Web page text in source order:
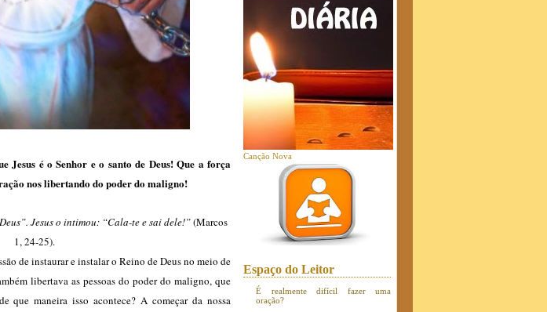
Jesus é o Senhor e o santo de Deus! Que a força
nos libertando do poder do maligno!
Jesus o intimou: “Cala-te e sai dele!”(Marcos
1, 24-25).
de instaurar e instalar o Reino de Deus no meio de
libertava as pessoas do poder do maligno, que
que maneira isso acontece? A começar da nossa
Canção Nova
Espaço do Leitor
É realmente difícil fazer uma
oração?